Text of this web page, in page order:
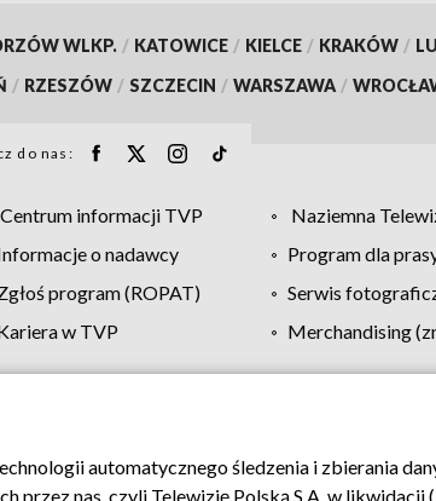
WLKP. / KATOWICE / KIELCE / KRAKÓW /
/ RZESZÓW / SZCZECIN / WARSZAWA /
do nas:
Centrum informacji TVP Naziemna
o nadawcy
Program dla
program (ROPAT)
Serwis
w TVP
Merchandising
Moje zgody Pomoc Biuro reklamy
automatycznego śledzenia i zbierania
nas, czyli Telewizję Polską S.A. w likwidacji